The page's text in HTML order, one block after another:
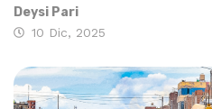
Deysi Pari
10 Dic, 2025